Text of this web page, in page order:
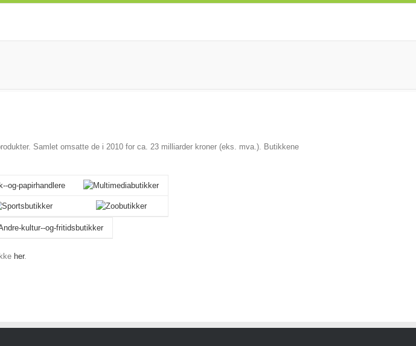
Samlet omsatte de i 2010 for ca. 23 milliarder kroner (eks. mva.). Butikkene
her.